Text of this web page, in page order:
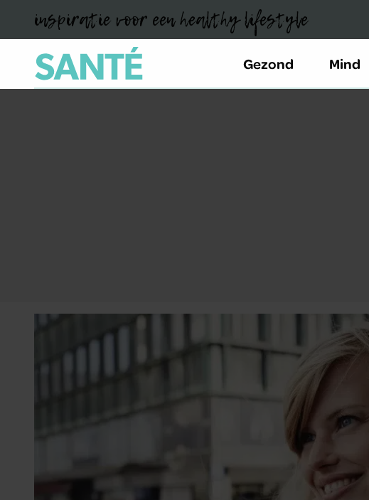
inspiratie voor een healthy lifestyle
Gezond Mind